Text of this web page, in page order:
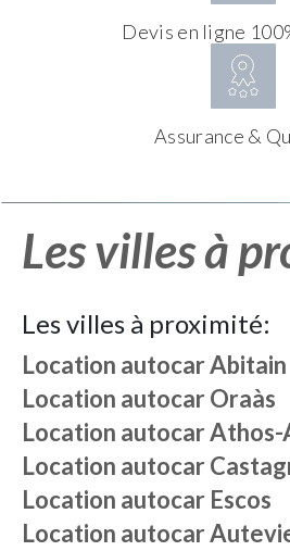
Devis en ligne
Assurance &
Les villes à
Les villes à proximité:
Location autocarAbitain
Location autocarOraàs
Location autocarAthos-
Location autocar
Location autocar Escos
Location autocar